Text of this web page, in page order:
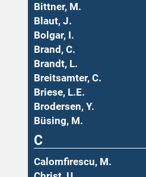
Bittner, M.
Blaut, J.
Bolgar, I.
Brand, C.
Brandt, L.
Breitsamter, C.
Briese, L.E.
Brodersen, Y.
Büsing, M.
C
Calomfirescu, M.